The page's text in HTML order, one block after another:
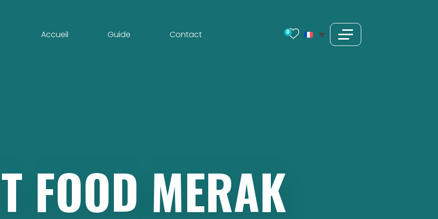
Accueil Guide Contact 0
FOOD MERAK